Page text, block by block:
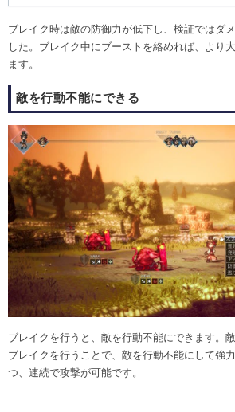
ブレイク時は敵の防御力が低下し、検証ではダ
した。ブレイク中にブーストを絡めれば、より
ます。
敵を行動不能にできる
ブレイクを行うと、敵を行動不能にできます。
ブレイクを行うことで、敵を行動不能にして強
つ、連続で攻撃が可能です。